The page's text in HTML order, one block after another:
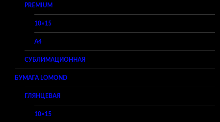
PREMIUM
10×15
A4
СУБЛИМАЦИОННАЯ
БУМАГА LOMOND
ГЛЯНЦЕВАЯ
10×15